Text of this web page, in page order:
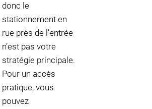
donc le
stationnement en
rue près de l’entrée
n’est pas votre
stratégie principale.
Pour un accès
pratique, vous
pouvez